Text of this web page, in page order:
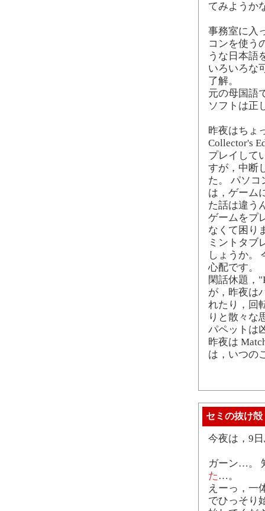
てみようか
事務室に入
コンを使う
うな日本語
いろいろな
了解。
元の母国語
ソフトは正
昨夜はちょ
Collector's
プレイして
すが，中断
た。 パソコ
は，ゲーム
た話は違う
ゲームをプ
なくて困り
ミントタブ
しょうか。
心配です。
閑話休題，
が，昨夜は
れたり，回
りと散々な
パペットは
昨夜は
は，いつの
セミの抜け殻
今夜は，9
ガーン…。
た …。
えーっ，一
でひっそり